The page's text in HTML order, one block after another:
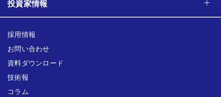
投資家情報
採用情報
お問い合わせ
資料ダウンロード
技術報
コラム